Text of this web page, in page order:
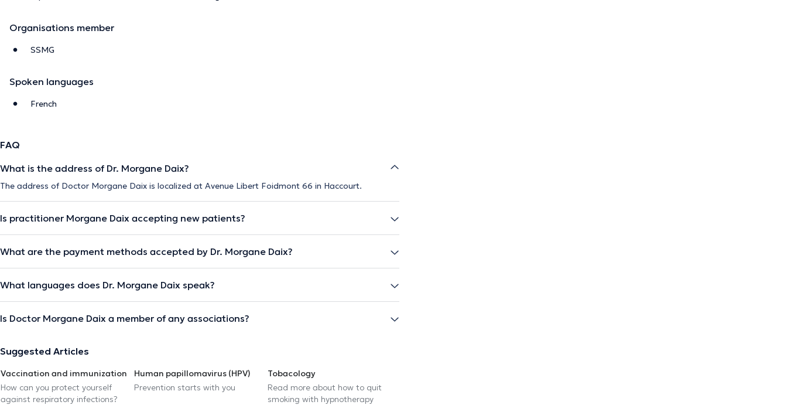
Organisations member
SSMG
Spoken languages
French
FAQ
What is the address of Dr. Morgane Daix?
The address of Doctor Morgane Daix is localized at Avenue Libert Foidmont 66 in Haccourt.
Is practitioner Morgane Daix accepting new patients?
What are the payment methods accepted by Dr. Morgane Daix?
What languages does Dr. Morgane Daix speak?
Is Doctor Morgane Daix a member of any associations?
Suggested Articles
Vaccination and immunization
How can you protect yourself
against respiratory infections?
Human papillomavirus (HPV)
Prevention starts with you
Tobacology
Read more about how to quit
smoking with hypnotherapy